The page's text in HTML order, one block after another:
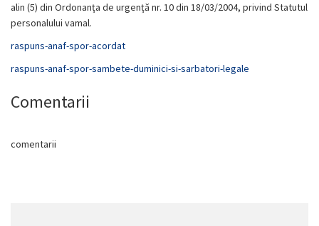
alin (5) din Ordonanţa de urgenţă nr. 10 din 18/03/2004, privind Statutul
personalului vamal.
raspuns-anaf-spor-acordat
raspuns-anaf-spor-sambete-duminici-si-sarbatori-legale
Comentarii
comentarii